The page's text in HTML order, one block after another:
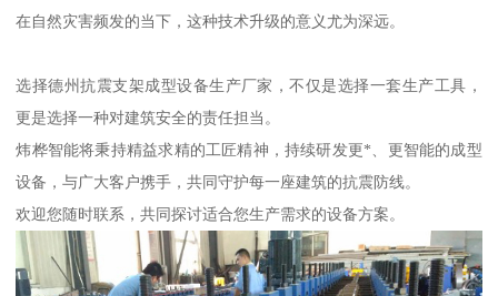
在自然灾害频发的当下，这种技术升级的意义尤为深远。
选择德州抗震支架成型设备生产厂家，不仅是选择一套生产工具，
更是选择一种对建筑安全的责任担当。
炜桦智能将秉持精益求精的工匠精神，持续研发更*、更智能的成型
设备，与广大客户携手，共同守护每一座建筑的抗震防线。
欢迎您随时联系，共同探讨适合您生产需求的设备方案。